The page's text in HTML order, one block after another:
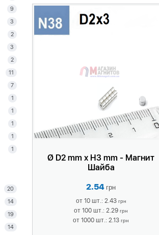
9
3
2
3
2
11
7
1
1
1
1
1
20
14
19
14
Ø D2 mm x H3 mm - Магнит
Шайба
2.54 грн
от 10 шт.: 2.43 грн
от 100 шт.: 2.29 грн
от 1000 шт.: 2.13 грн